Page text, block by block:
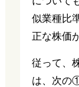
似業種比
正な株価
従って、
は、次の